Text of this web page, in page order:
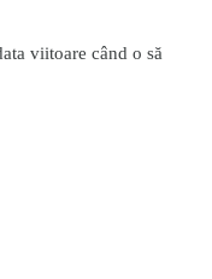
viitoare când o să